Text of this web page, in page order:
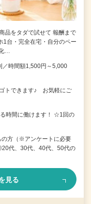
品をタダで試せて 報酬まで
1台・完全在宅・自分のペー
…
／時間額1,500円～5,000
トできます♪ お気軽にご
時間に働けます！ ☆1回の
方（※アンケートに必要
代、30代、40代、50代の
見る